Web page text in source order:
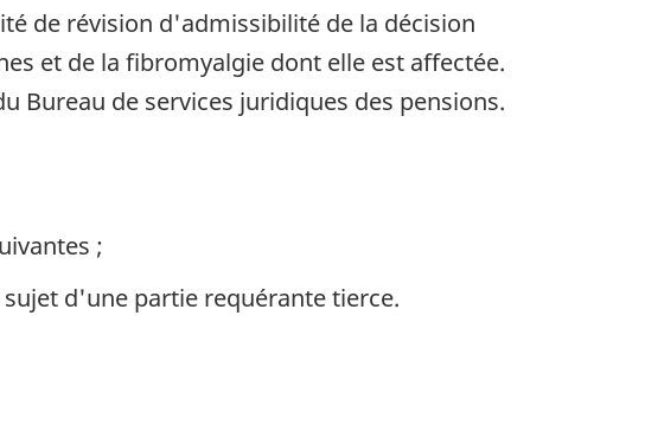
de révision d'admissibilité de la décision
et de la fibromyalgie dont elle est affectée.
Bureau de services juridiques des pensions.
;
d'une partie requérante tierce.